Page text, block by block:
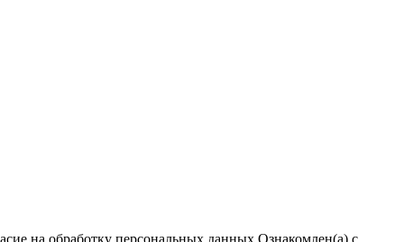
на обработку персональных данных Ознакомлен(а) с